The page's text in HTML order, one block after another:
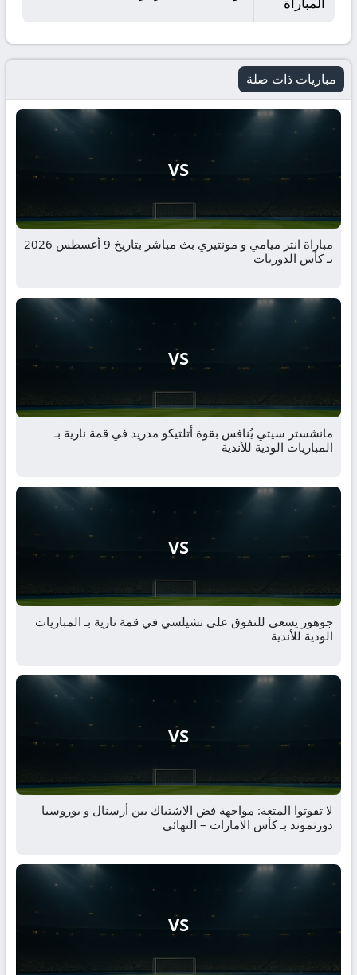
مباريات ذات صلة
VS
مباراة انتر ميامي و مونتيري بث مباشر بتاريخ 9 أغسطس 2026
بـ كأس الدوريات
VS
مانشستر سيتي يُنافس بقوة أتلتيكو مدريد في قمة نارية بـ
المباريات الودية للأندية
VS
جوهور يسعى للتفوق على تشيلسي في قمة نارية بـ المباريات
الودية للأندية
VS
لا تفوتوا المتعة: مواجهة فض الاشتباك بين أرسنال و بوروسيا
دورتموند بـ كأس الامارات – النهائي
VS